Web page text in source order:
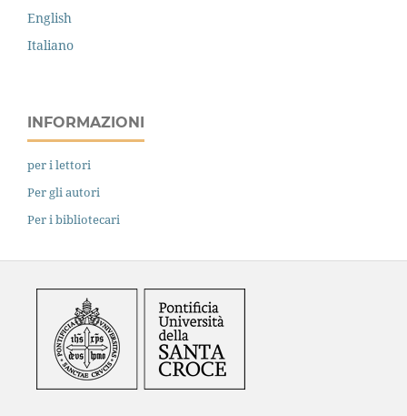
English
Italiano
INFORMAZIONI
per i lettori
Per gli autori
Per i bibliotecari